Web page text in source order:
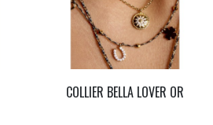
COLLIER BELLA LOVER OR